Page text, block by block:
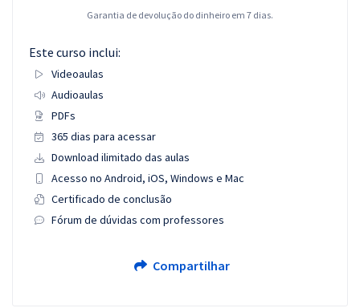
Garantia de devolução do dinheiro em 7 dias.
Este curso inclui:
Videoaulas
Audioaulas
PDFs
365 dias para acessar
Download ilimitado das aulas
Acesso no Android, iOS, Windows e Mac
Certificado de conclusão
Fórum de dúvidas com professores
Compartilhar